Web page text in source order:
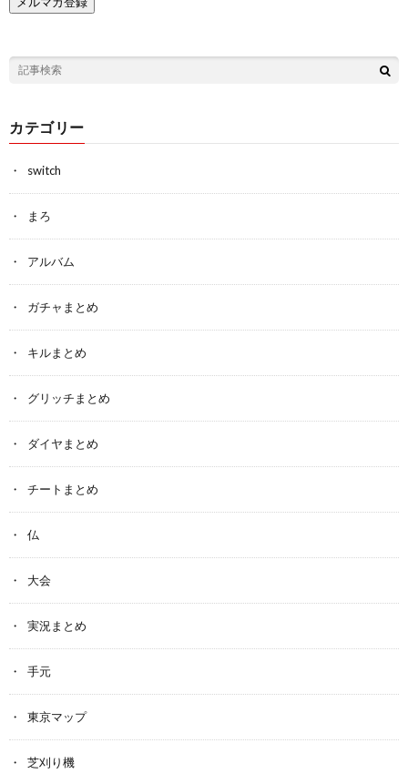
カテゴリー
switch
まろ
アルバム
ガチャまとめ
キルまとめ
グリッチまとめ
ダイヤまとめ
チートまとめ
仏
大会
実況まとめ
手元
東京マップ
芝刈り機